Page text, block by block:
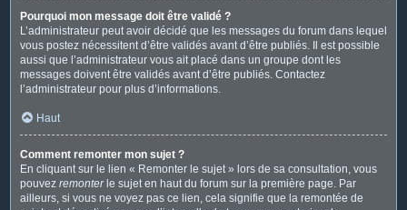
Pourquoi mon message doit être validé ?
L’administrateur peut avoir décidé que les messages du forum dans lequel
vous postez nécessitent d’être validés avant d’être publiés. Il est possible
aussi que l’administrateur vous ait placé dans un groupe dont les
messages doivent être validés avant d’être publiés. Contactez
l’administrateur pour plus d’informations.
Haut
Comment remonter mon sujet ?
En cliquant sur le lien « Remonter le sujet » lors de sa consultation, vous
pouvez remonterle sujet en haut du forum sur la première page. Par
ailleurs, si vous ne voyez pas ce lien, cela signifie que la remontée de